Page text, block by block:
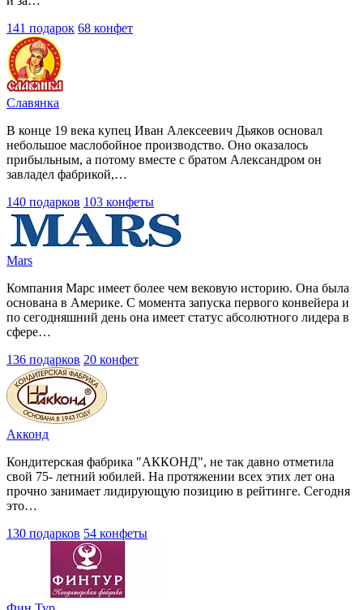
141 подарок 68 конфет
Славянка
В конце 19 века купец Иван Алексеевич Дьяков основал
небольшое маслобойное производство. Оно оказалось
прибыльным, а потому вместе с братом Александром он
завладел фабрикой,…
140 подарков 103 конфеты
Mars
Компания Марс имеет более чем вековую историю. Она была
основана в Америке. С момента запуска первого конвейера и
по сегодняшний день она имеет статус абсолютного лидера в
сфере…
136 подарков 20 конфет
Акконд
Кондитерская фабрика "АККОНД", не так давно отметила
свой 75- летний юбилей. На протяжении всех этих лет она
прочно занимает лидирующую позицию в рейтинге. Сегодня
это…
130 подарков 54 конфеты